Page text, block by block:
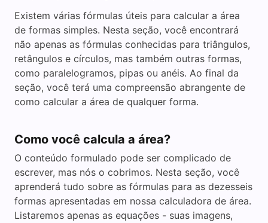
Existem várias fórmulas úteis para calcular a área
de formas simples. Nesta seção, você encontrará
não apenas as fórmulas conhecidas para triângulos,
retângulos e círculos, mas também outras formas,
como paralelogramos, pipas ou anéis. Ao final da
seção, você terá uma compreensão abrangente de
como calcular a área de qualquer forma.
Como você calcula a área?
O conteúdo formulado pode ser complicado de
escrever, mas nós o cobrimos. Nesta seção, você
aprenderá tudo sobre as fórmulas para as dezesseis
formas apresentadas em nossa calculadora de área.
Listaremos apenas as equações - suas imagens,